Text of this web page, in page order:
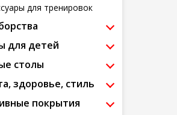
для тренировок
для детей
столы
здоровье, стиль
покрытия